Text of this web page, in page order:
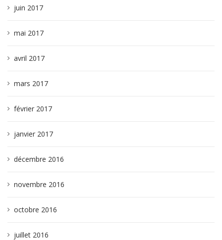
juin 2017
mai 2017
avril 2017
mars 2017
février 2017
janvier 2017
décembre 2016
novembre 2016
octobre 2016
juillet 2016